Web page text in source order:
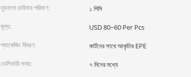
ন্যূনতম চাহিদার পরিমাণ:
১ পিসি
মূল্য:
USD 80~60 Per Pcs
প্যাকেজিং বিবরণ:
কার্টনের সাথে আকৃতির EPE
ডেলিভারি সময়:
৭ দিনের মধ্যে